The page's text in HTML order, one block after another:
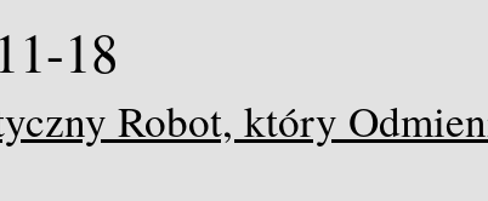
18
Robot, który